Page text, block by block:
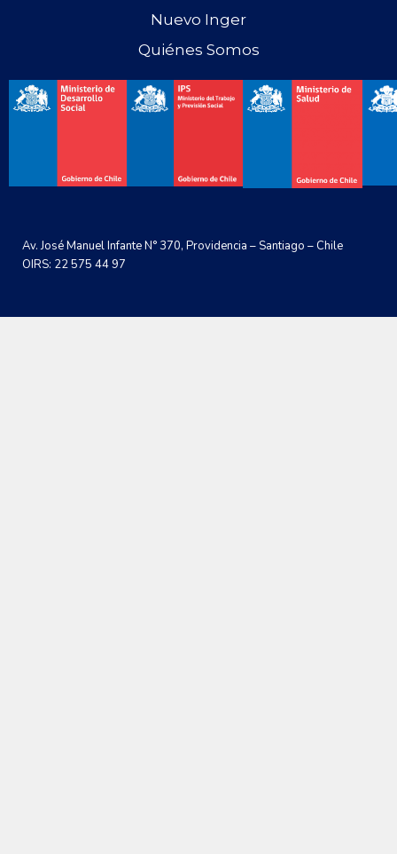
Nuevo Inger
Quiénes Somos
Av. José Manuel Infante N° 370, Providencia – Santiago – Chile
OIRS: 22 575 44 97